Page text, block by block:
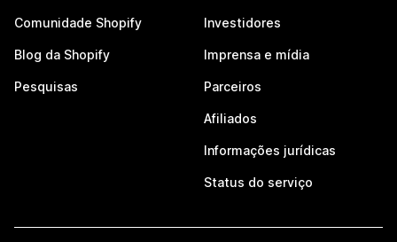
Comunidade Shopify
Blog da Shopify
Pesquisas
Investidores
Imprensa e mídia
Parceiros
Afiliados
Informações jurídicas
Status do serviço